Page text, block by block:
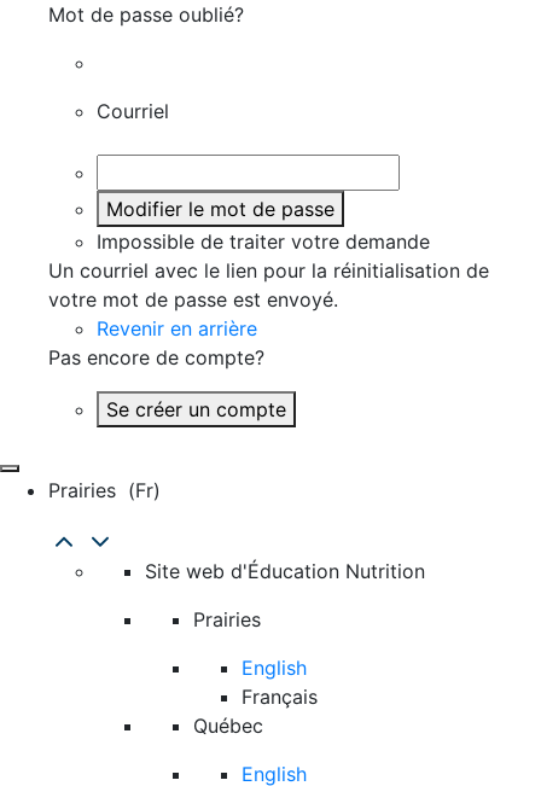
Mot de passe oublié?
Courriel
Modifier le mot de passe
Impossible de traiter votre demande
Un courriel avec le lien pour la réinitialisation de
votre mot de passe est envoyé.
Revenir en arrière
Pas encore de compte?
Se créer un compte
Prairies (fr)
Site web d'Éducation Nutrition
Prairies
English
Français
Québec
English